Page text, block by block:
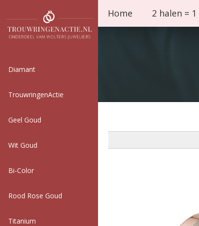
Diamant
TrouwringenActie
Geel Goud
Wit Goud
Bi-Color
Rood Rose Goud
Titanium
Home 2 halen =